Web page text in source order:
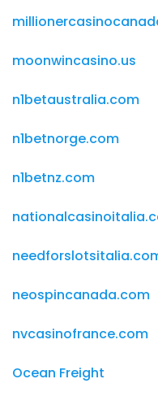
moonwincasino.us
n1betaustralia.com
n1betnorge.com
n1betnz.com
neospincanada.com
nvcasinofrance.com
Ocean Freight